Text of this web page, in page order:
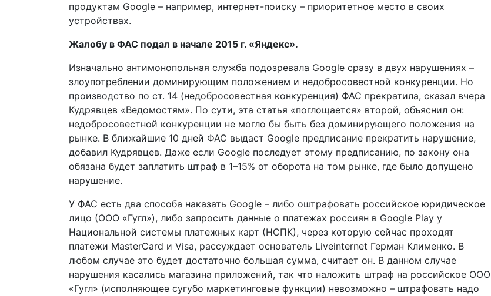
продуктам Google – например, интернет-поиску – приоритетное место в своих
устройствах.
Жалобу в ФАС подал в начале 2015 г. «Яндекс».
Изначально антимонопольная служба подозревала Google сразу в двух нарушениях –
злоупотреблении доминирующим положением и недобросовестной конкуренции. Но
производство по ст. 14 (недобросовестная конкуренция) ФАС прекратила, сказал вчера
Кудрявцев «Ведомостям». По сути, эта статья «поглощается» второй, объяснил он:
недобросовестной конкуренции не могло бы быть без доминирующего положения на
рынке. В ближайшие 10 дней ФАС выдаст Google предписание прекратить нарушение,
добавил Кудрявцев. Даже если Google последует этому предписанию, по закону она
обязана будет заплатить штраф в 1–15% от оборота на том рынке, где было допущено
нарушение.
У ФАС есть два способа наказать Google – либо оштрафовать российское юридическое
лицо (ООО «Гугл»), либо запросить данные о платежах россиян в Google Play у
Национальной системы платежных карт (НСПК), через которую сейчас проходят
платежи MasterCard и Visa, рассуждает основатель Liveinternet Герман Клименко. В
любом случае это будет достаточно большая сумма, считает он. В данном случае
нарушения касались магазина приложений, так что наложить штраф на российское ООО
«Гугл» (исполняющее сугубо маркетинговые функции) невозможно – штрафовать надо